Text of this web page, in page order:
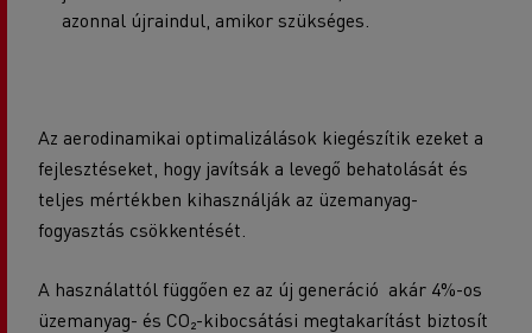
azonnal újraindul, amikor szükséges.
Az aerodinamikai optimalizálások kiegészítik ezeket a
fejlesztéseket, hogy javítsák a levegő behatolását és
teljes mértékben kihasználják az üzemanyag-
fogyasztás csökkentését.
A használattól függően ez az új generáció akár 4%-os
üzemanyag- és CO₂-kibocsátási megtakarítást biztosít